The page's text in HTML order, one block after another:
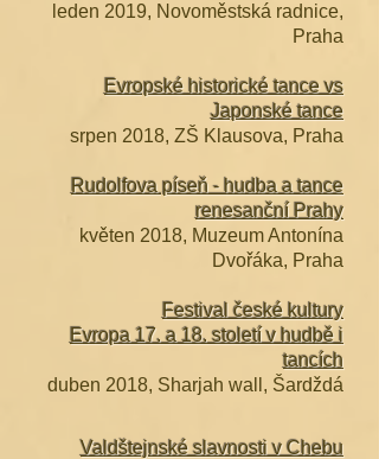
leden 2019, Novoměstská radnice,
Praha
Evropské historické tance vs
Japonské tance
srpen 2018, ZŠ Klausova, Praha
Rudolfova píseň - hudba a tance
renesanční Prahy
květen 2018, Muzeum Antonína
Dvořáka, Praha
Festival české kultury
Evropa 17. a 18. století v hudbě i
tancích
duben 2018, Sharjah wall, Šardždá
Valdštejnské slavnosti v Chebu